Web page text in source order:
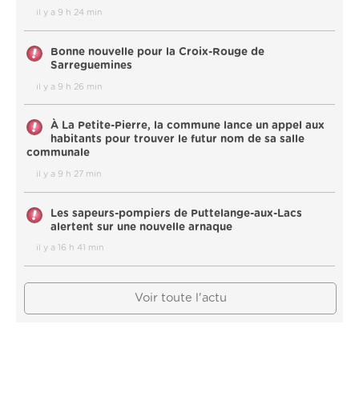
il y a 9 h 24 min
Bonne nouvelle pour la Croix-Rouge de
Sarreguemines
il y a 9 h 26 min
À La Petite-Pierre, la commune lance un appel aux
habitants pour trouver le futur nom de sa salle
communale
il y a 9 h 27 min
Les sapeurs-pompiers de Puttelange-aux-Lacs
alertent sur une nouvelle arnaque
il y a 16 h 41 min
Voir toute l'actu